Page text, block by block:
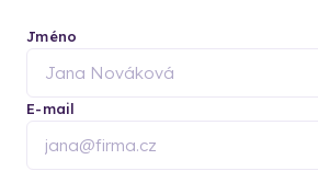
Jméno
E-mail